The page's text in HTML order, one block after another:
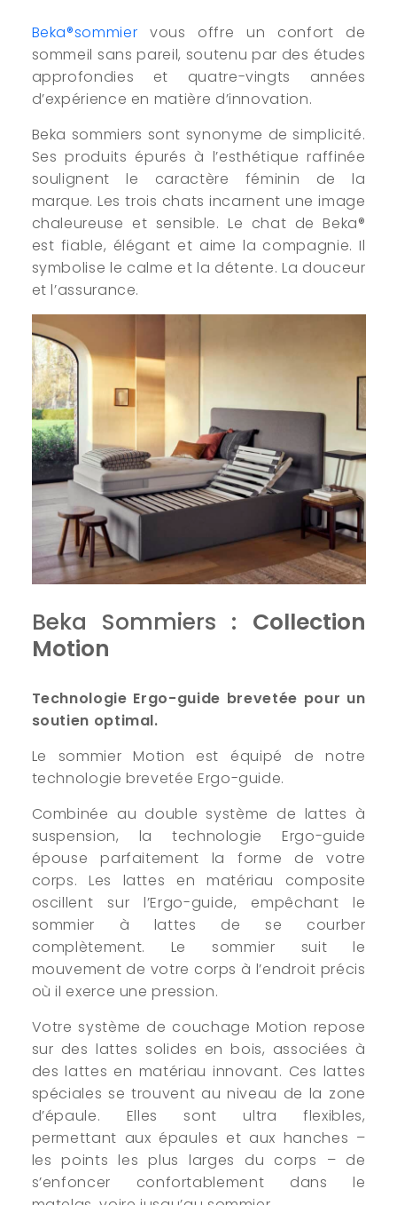
Beka®sommier vous offre un confort de
sommeil sans pareil, soutenu par des études
approfondies et quatre-vingts années
d’expérience en matière d’innovation.
Beka sommiers sont synonyme de simplicité.
Ses produits épurés à l’esthétique raffinée
soulignent le caractère féminin de la
marque. Les trois chats incarnent une image
chaleureuse et sensible. Le chat de Beka®
est fiable, élégant et aime la compagnie. Il
symbolise le calme et la détente. La douceur
et l’assurance.
Beka Sommiers : Collection
Motion
Technologie Ergo-guide brevetée pour un
soutien optimal.
Le sommier Motion est équipé de notre
technologie brevetée Ergo-guide.
Combinée au double système de lattes à
suspension, la technologie Ergo-guide
épouse parfaitement la forme de votre
corps. Les lattes en matériau composite
oscillent sur l’Ergo-guide, empêchant le
sommier à lattes de se courber
complètement. Le sommier suit le
mouvement de votre corps à l’endroit précis
où il exerce une pression.
Votre système de couchage Motion repose
sur des lattes solides en bois, associées à
des lattes en matériau innovant. Ces lattes
spéciales se trouvent au niveau de la zone
d’épaule. Elles sont ultra flexibles,
permettant aux épaules et aux hanches –
les points les plus larges du corps – de
s’enfoncer confortablement dans le